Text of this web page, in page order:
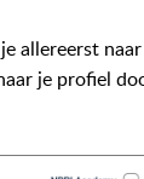
allereerst
je profiel